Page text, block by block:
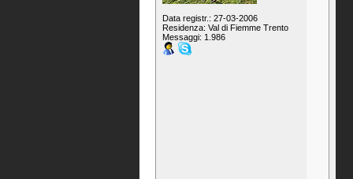
Data registr.: 27-03-2006
Residenza: Val di Fiemme Trento
Messaggi: 1.986